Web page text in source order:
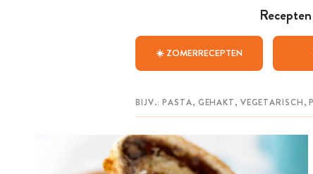
Recepten
☀️ ZOMERRECEPTEN